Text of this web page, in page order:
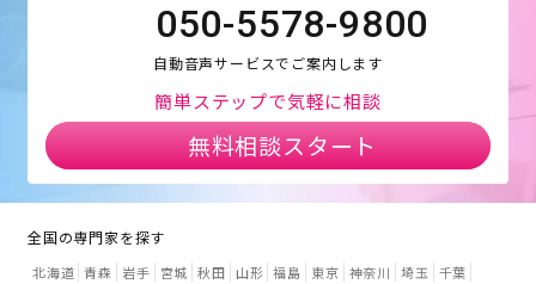
050-5578-9800
自動音声サービスでご案内します
簡単ステップで気軽に相談
無料相談スタート
全国の専門家を探す
北海道 青森 岩手 宮城 秋田 山形 福島 東京 神奈川 埼玉
千葉